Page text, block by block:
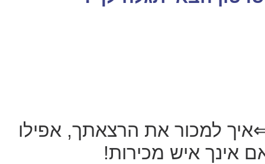
למכור את הרצאתך, אפילו
אינך איש מכירות!